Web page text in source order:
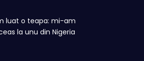
luat o teapa: mi-am
la unu din Nigeria